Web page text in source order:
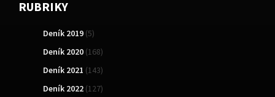
RUBRIKY
Deník 2019 (5)
Deník 2020 (168)
Deník 2021 (143)
Deník 2022 (127)